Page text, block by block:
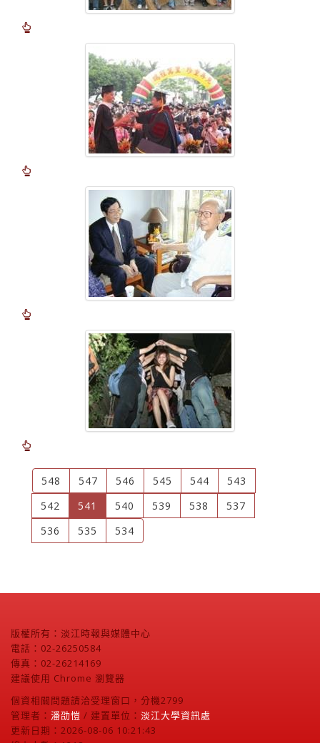
548 547 546 545 544
543
542
541 (current)
540 539 538
537
536
535 534
版權所有：淡江時報與媒體中心
電話：02-26250584
傳真：02-26214169
建議使用 Chrome 瀏覽器
個資相關問題請洽受理窗口，分機2799
管理者： 潘劭愷 / 建置單位： 淡江大學資訊處
更新日期：2026-08-06 10:21:43